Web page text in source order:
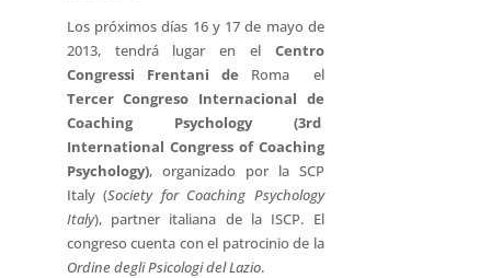
Los próximos días 16 y 17 de mayo de
2013, tendrá lugar en el Centro
Congressi Frentani de Roma el
Tercer Congreso Internacional de
Coaching Psychology (3rd
International Congress of Coaching
Psychology), organizado por la SCP
Italy (Society for Coaching Psychology
Italy), partner italiana de la ISCP. El
congreso cuenta con el patrocinio de la
Ordine degli Psicologi del Lazio.